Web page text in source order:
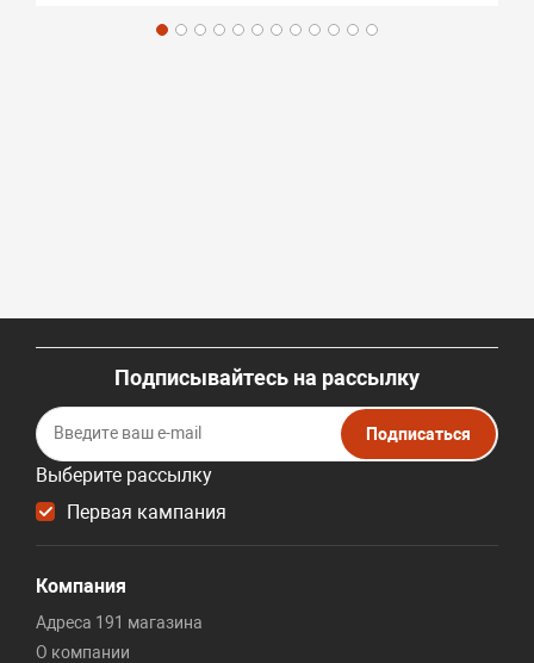
Подписывайтесь на рассылку
Выберите рассылку
Первая кампания
Подписаться
Компания
Адреса 191 магазина
О компании